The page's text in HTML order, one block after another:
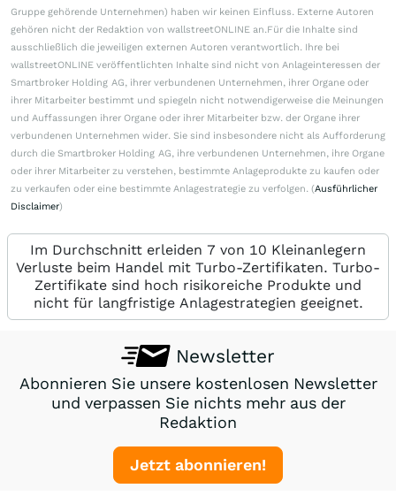
Gruppe gehörende Unternehmen) haben wir keinen Einfluss. Externe Autoren
gehören nicht der Redaktion von wallstreetONLINE an.Für die Inhalte sind
ausschließlich die jeweiligen externen Autoren verantwortlich. Ihre bei
wallstreetONLINE veröffentlichten Inhalte sind nicht von Anlageinteressen der
Smartbroker Holding AG, ihrer verbundenen Unternehmen, ihrer Organe oder
ihrer Mitarbeiter bestimmt und spiegeln nicht notwendigerweise die Meinungen
und Auffassungen ihrer Organe oder ihrer Mitarbeiter bzw. der Organe ihrer
verbundenen Unternehmen wider. Sie sind insbesondere nicht als Aufforderung
durch die Smartbroker Holding AG, ihre verbundenen Unternehmen, ihre Organe
oder ihrer Mitarbeiter zu verstehen, bestimmte Anlageprodukte zu kaufen oder
zu verkaufen oder eine bestimmte Anlagestrategie zu verfolgen. (Ausführlicher
Disclaimer)
Im Durchschnitt erleiden 7 von 10 Kleinanlegern
Verluste beim Handel mit Turbo-Zertifikaten. Turbo-
Zertifikate sind hoch risikoreiche Produkte und
nicht für langfristige Anlagestrategien geeignet.
Newsletter
Abonnieren Sie unsere kostenlosen Newsletter
und verpassen Sie nichts mehr aus der
Redaktion
Jetzt abonnieren!